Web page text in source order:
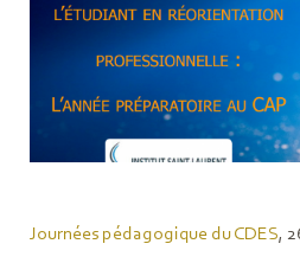
Journées pédagogique du CDES,